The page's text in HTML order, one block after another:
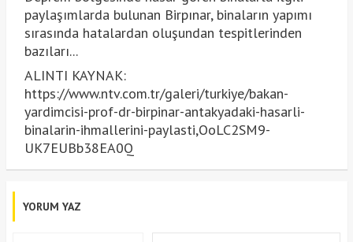
paylaşımlarda bulunan Birpınar, binaların yapımı
sırasında hatalardan oluşundan tespitlerinden
bazıları...
ALINTI KAYNAK:
https://www.ntv.com.tr/galeri/turkiye/bakan-
yardimcisi-prof-dr-birpinar-antakyadaki-hasarli-
binalarin-ihmallerini-paylasti,OoLC2SM9-
UK7EUBb38EA0Q
YORUM YAZ